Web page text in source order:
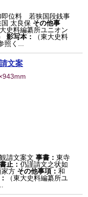
即位料 若狭国段銭事
国 太良保 その他事
大史料編纂所ユニオン
影写本：
（東大史料
く...
文案
請文案文 事書：東寺
書止：仍謹請文之状如
家方 その他事項：和
（東大史料編纂所ユ